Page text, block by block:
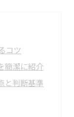
コツ
簡潔に紹介
と判断基準
な準備とは